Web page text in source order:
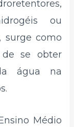
ou
surge como
se obter
água na
Médio